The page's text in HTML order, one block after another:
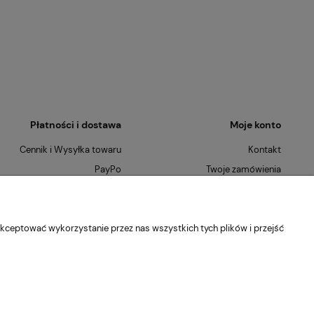
Płatności i dostawa
Cennik i Wysyłka towaru
PayPo
Moje konto
Kontakt
Twoje zamówienia
O nas
wykorzystanie przez nas wszystkich tych plików i przejść